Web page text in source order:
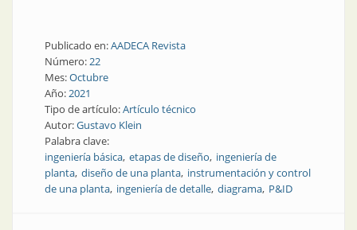
Publicado en:AADECA Revista
Número:22
Mes:Octubre
Año:2021
Tipo de artículo:Artículo técnico
Autor:Gustavo Klein
Palabra clave:
ingeniería básica etapas de diseño ingeniería de
planta diseño de una planta instrumentación y control
de una planta ingeniería de detalle diagrama P&ID